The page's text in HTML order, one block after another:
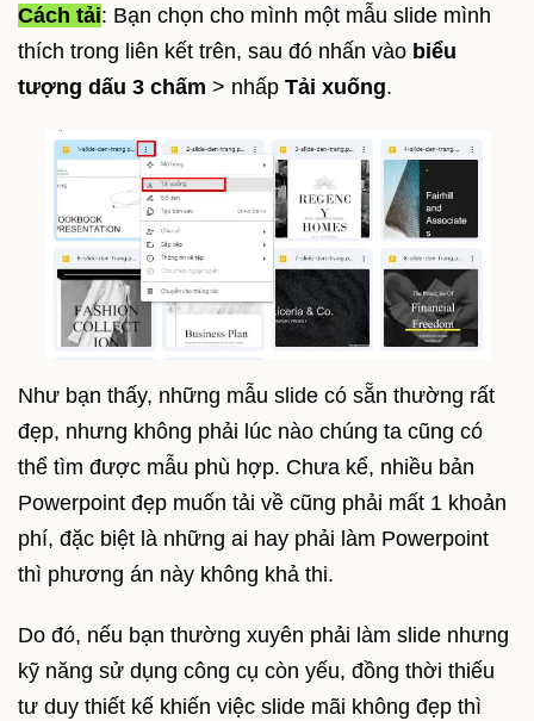
Cách tải: Bạn chọn cho mình một mẫu slide mình
thích trong liên kết trên, sau đó nhấn vào biểu
tượng dấu 3 chấm > nhấp Tải xuống.
Như bạn thấy, những mẫu slide có sẵn thường rất
đẹp, nhưng không phải lúc nào chúng ta cũng có
thể tìm được mẫu phù hợp. Chưa kể, nhiều bản
Powerpoint đẹp muốn tải về cũng phải mất 1 khoản
phí, đặc biệt là những ai hay phải làm Powerpoint
thì phương án này không khả thi.
Do đó, nếu bạn thường xuyên phải làm slide nhưng
kỹ năng sử dụng công cụ còn yếu, đồng thời thiếu
tư duy thiết kế khiến việc slide mãi không đẹp thì